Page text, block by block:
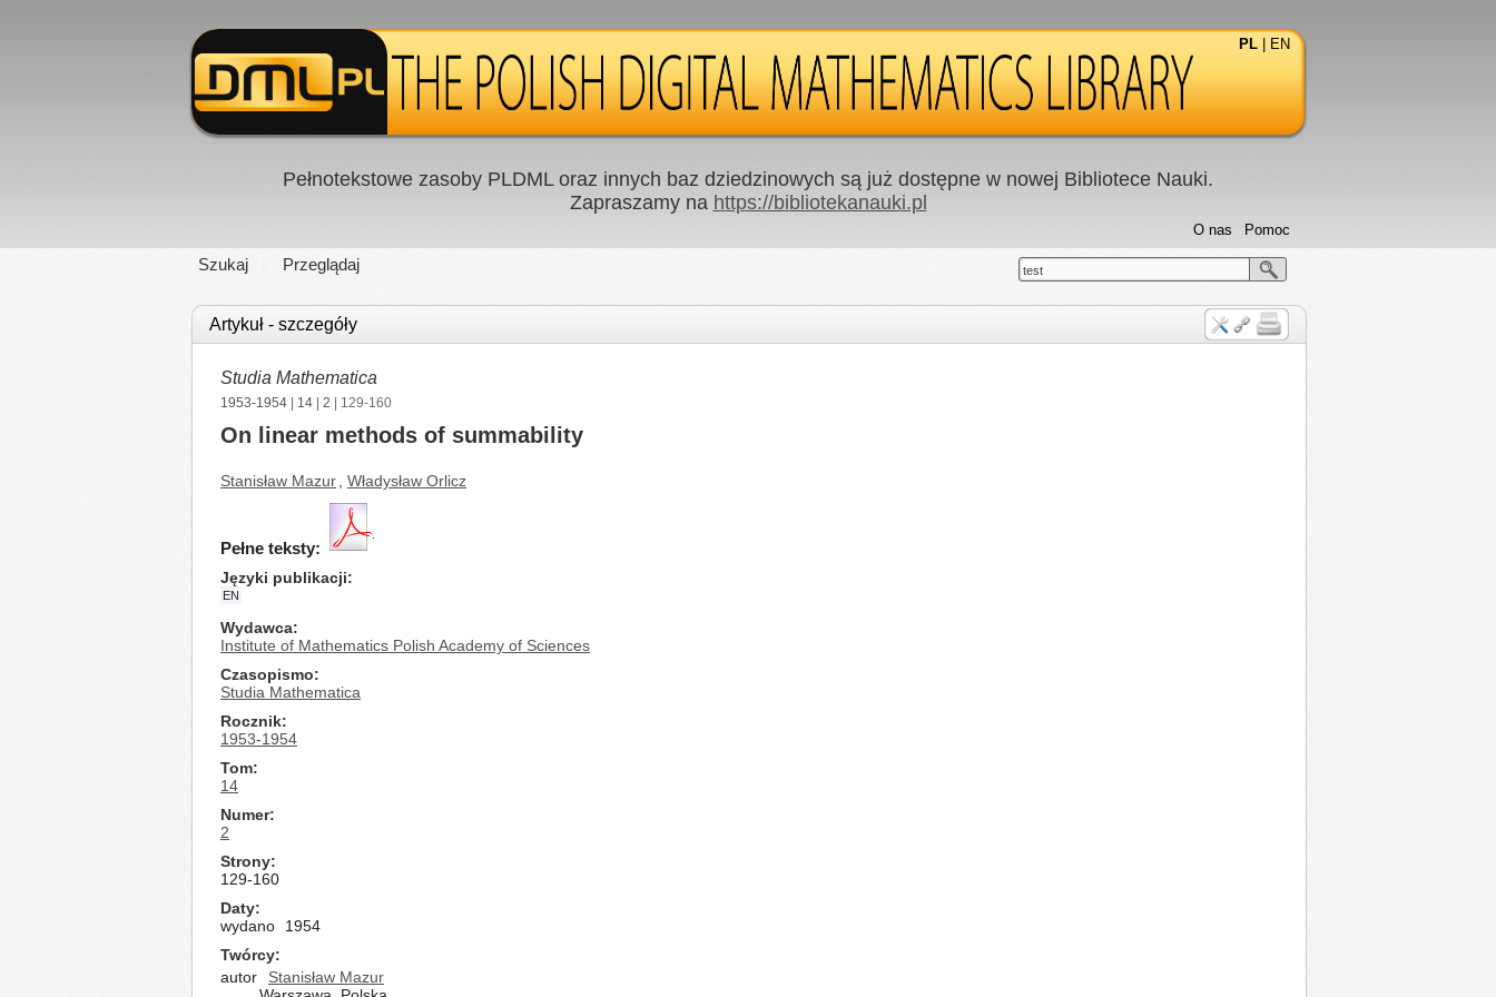
PL EN
Pełnotekstowe zasoby PLDML oraz innych baz dziedzinowych są już dostępne w nowej Bibliotece Nauki.
Zapraszamy na https://bibliotekanauki.pl
Szukaj Przeglądaj
Pomoc
O nas
test
Artykuł - szczegóły
Studia Mathematica
1953-1954 14 2 | 129-160
On linear methods of summability
Stanisław Mazur Władysław Orlicz
Pełne teksty:
Języki publikacji
EN
Wydawca
Institute of Mathematics Polish Academy of Sciences
Czasopismo
Studia Mathematica
Rocznik
1953-1954
Tom
14
Numer
2
Strony
129-160
Daty
wydano
1954
Twórcy
autor
Stanisław Mazur